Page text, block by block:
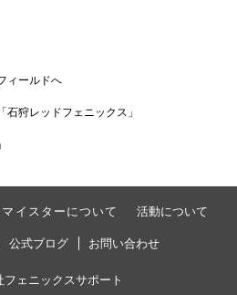
イスターについて 活動について
公式ブログ お問い合わせ